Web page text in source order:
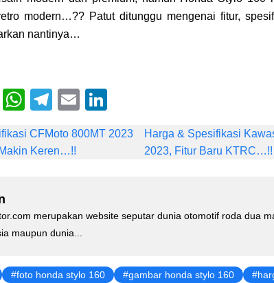
modern…?? Patut ditunggu mengenai fitur,
nantinya…
T
W
at
p
p
T
e
m
E
ail k
n
CFMoto 800MT 2023
Keren…!!
Harga & Spesifikasi
2023, Fitur Baru KTRC…!!
merupakan website seputar dunia otomotif roda dua
maupun dunia...
foto honda stylo 160 gambar honda stylo 160